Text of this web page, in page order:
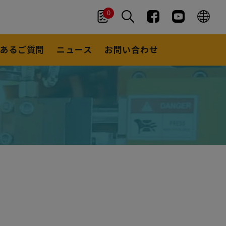
0
るご質問 ニュース お問い合わせ